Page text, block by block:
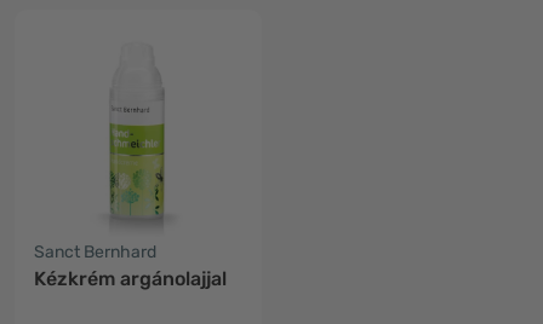
Sanct Bernhard
Kézkrém argánolajjal